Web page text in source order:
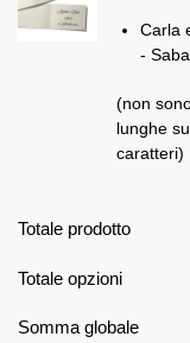
Carla
-
(non
lunghe
caratteri)
Totale prodotto
Totale opzioni
Somma globale